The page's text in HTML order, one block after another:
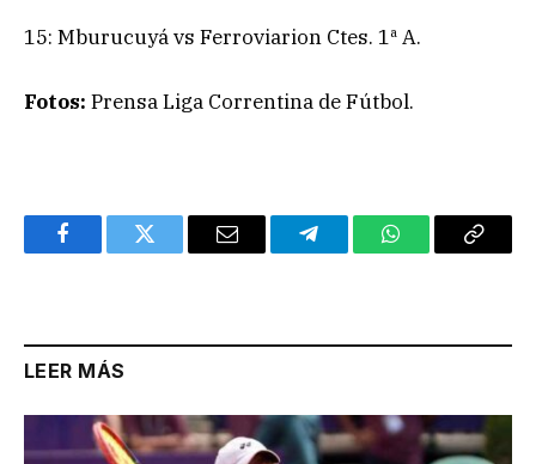
15: Mburucuyá vs Ferroviarion Ctes. 1ª A.
Fotos: Prensa Liga Correntina de Fútbol.
FacebookTwitter Email TelegramWhatsAppCopy
LEER MÁS